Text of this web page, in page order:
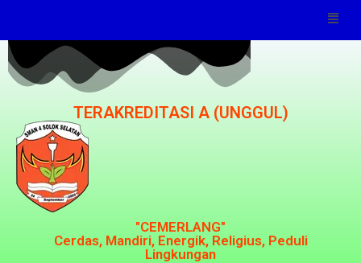
TERAKREDITASI A (UNGGUL)
"CEMERLANG"
Cerdas, Mandiri, Energik, Religius, Peduli
Lingkungan